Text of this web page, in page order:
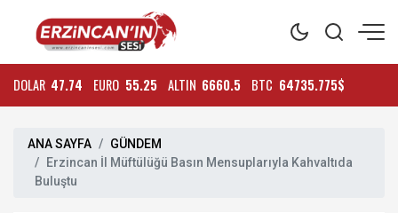
DOLAR 47.74 EURO 55.25 ALTIN 6660.5 BTC 64735.775$
ANA SAYFA
GÜNDEM
Erzincan İl Müftülüğü Basın Mensuplarıyla Kahvaltıda
Buluştu